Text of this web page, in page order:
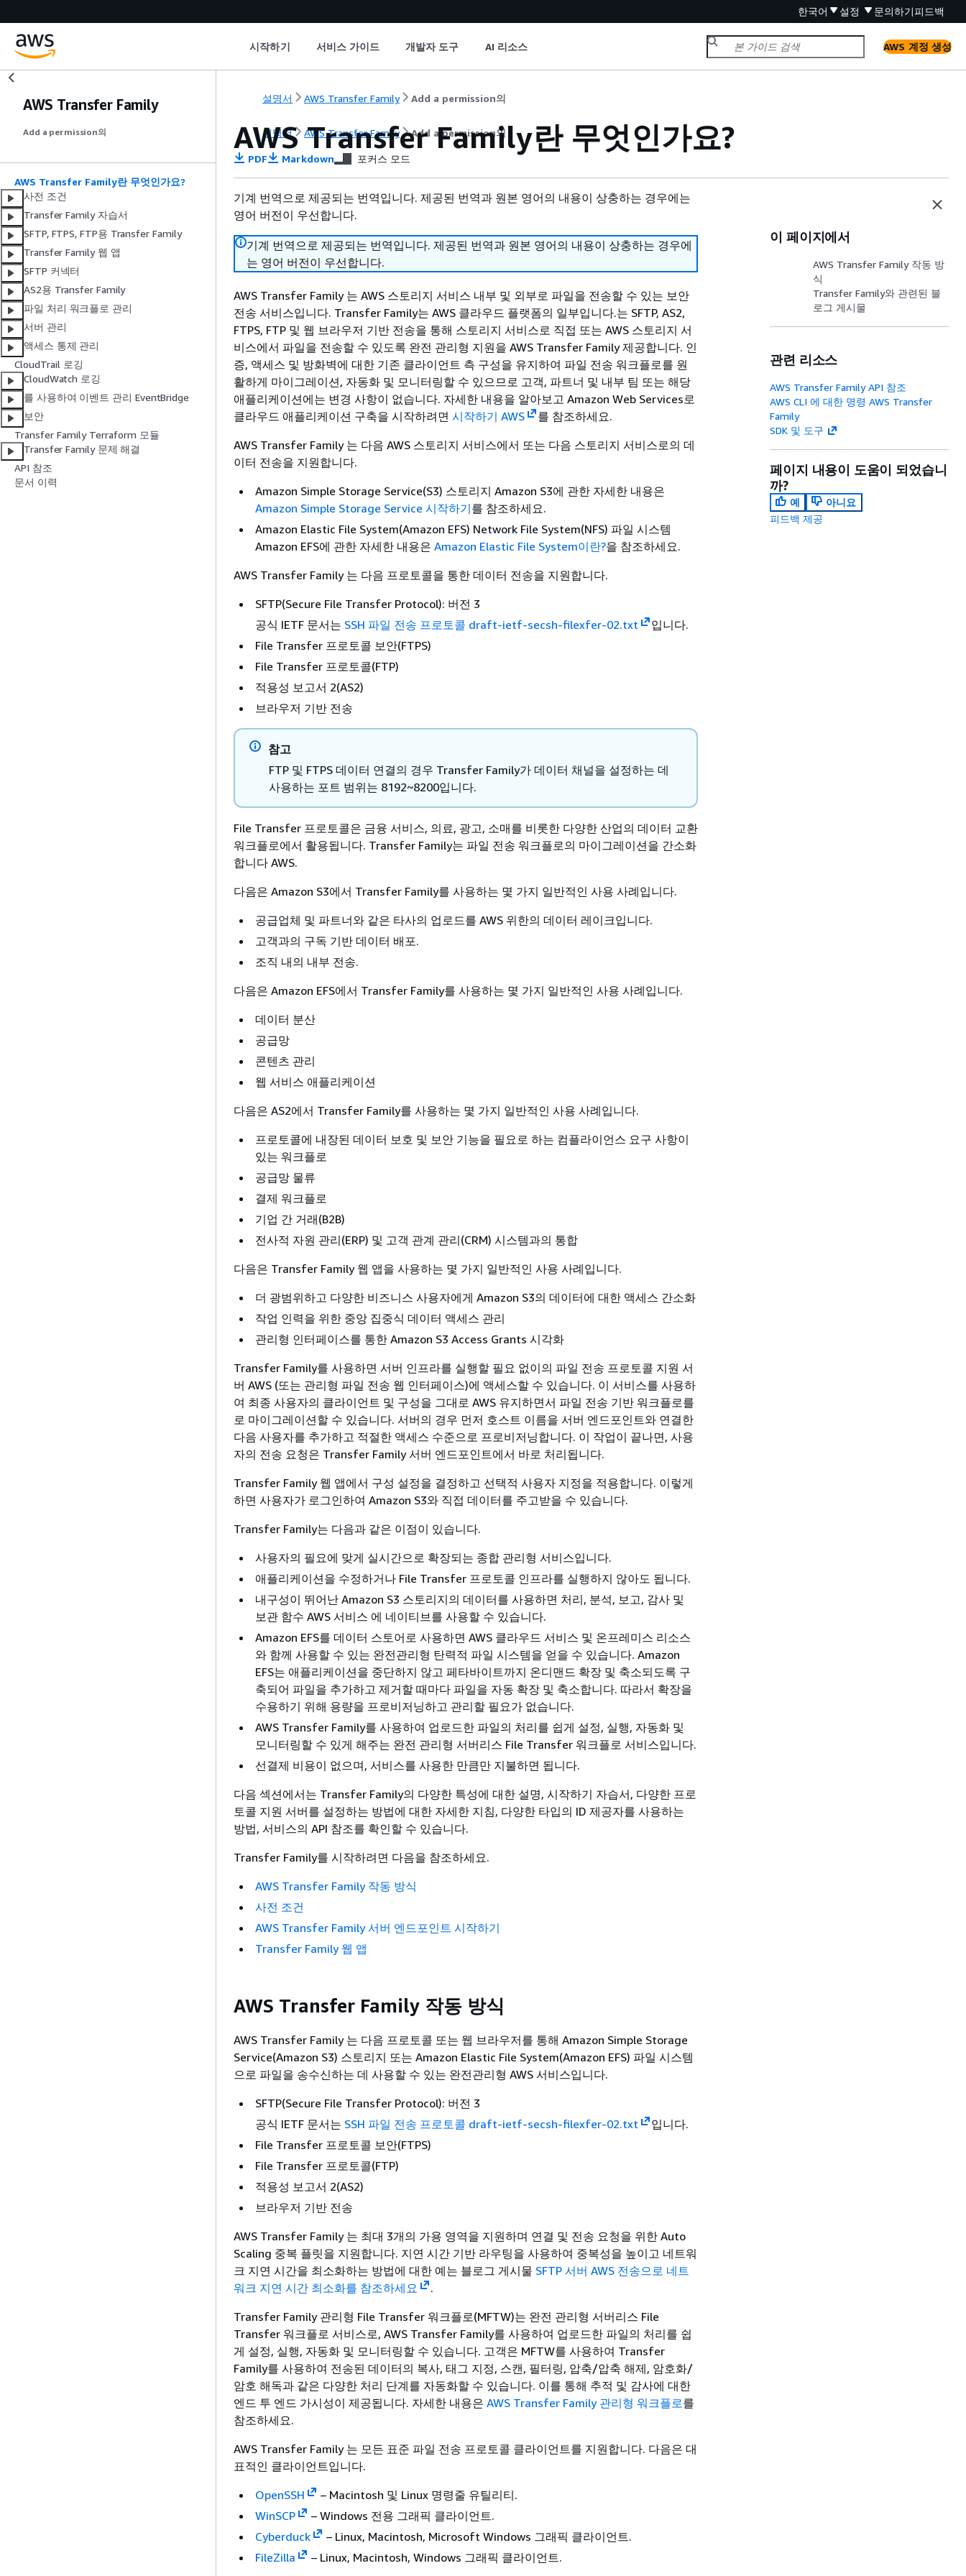
한국어 설정 문의하기피드백
시작하기 서비스 가이드 개발자 도구 AI 리소스 AWS 계정 생성
AWS Transfer Family
Add a permission의
AWS Transfer Family란 무엇인가요?
사전 조건
Transfer Family 자습서
SFTP, FTPS, FTP용 Transfer Family
Transfer Family 웹 앱
SFTP 커넥터
AS2용 Transfer Family
파일 처리 워크플로 관리
서버 관리
액세스 통제 관리
CloudTrail 로깅
CloudWatch 로깅
를 사용하여 이벤트 관리 EventBridge
보안
Transfer Family Terraform 모듈
Transfer Family 문제 해결
API 참조
문서 이력
설명서 AWS Transfer Family Add a permission의
설명서 AWS Transfer Family Add a permission의
AWS Transfer Family란 무엇인가요?
PDF Markdown 포커스 모드
기계 번역으로 제공되는 번역입니다. 제공된 번역과 원본 영어의 내용이 상충하는 경우에는
영어 버전이 우선합니다.
기계 번역으로 제공되는 번역입니다. 제공된 번역과 원본 영어의 내용이 상충하는 경우에
는 영어 버전이 우선합니다.
AWS Transfer Family 는 AWS 스토리지 서비스 내부 및 외부로 파일을 전송할 수 있는 보안
전송 서비스입니다. Transfer Family는 AWS 클라우드 플랫폼의 일부입니다.는 SFTP, AS2,
FTPS, FTP 및 웹 브라우저 기반 전송을 통해 스토리지 서비스로 직접 또는 AWS 스토리지 서
비스에서 파일을 전송할 수 있도록 완전 관리형 지원을 AWS Transfer Family 제공합니다. 인
증, 액세스 및 방화벽에 대한 기존 클라이언트 측 구성을 유지하여 파일 전송 워크플로를 원
활하게 마이그레이션, 자동화 및 모니터링할 수 있으므로 고객, 파트너 및 내부 팀 또는 해당
애플리케이션에는 변경 사항이 없습니다. 자세한 내용을 알아보고 Amazon Web Services로
클라우드 애플리케이션 구축을 시작하려면 시작하기 AWS
를 참조하세요.
AWS Transfer Family 는 다음 AWS 스토리지 서비스에서 또는 다음 스토리지 서비스로의 데
이터 전송을 지원합니다.
Amazon Simple Storage Service(S3) 스토리지 Amazon S3에 관한 자세한 내용은
Amazon Simple Storage Service 시작하기를 참조하세요.
Amazon Elastic File System(Amazon EFS) Network File System(NFS) 파일 시스템
Amazon EFS에 관한 자세한 내용은 Amazon Elastic File System이란?을 참조하세요.
AWS Transfer Family 는 다음 프로토콜을 통한 데이터 전송을 지원합니다.
SFTP(Secure File Transfer Protocol): 버전 3
공식 IETF 문서는 SSH 파일 전송 프로토콜 draft-ietf-secsh-filexfer-02.txt
입니다.
File Transfer 프로토콜 보안(FTPS)
File Transfer 프로토콜(FTP)
적용성 보고서 2(AS2)
브라우저 기반 전송
참고
FTP 및 FTPS 데이터 연결의 경우 Transfer Family가 데이터 채널을 설정하는 데
사용하는 포트 범위는 8192~8200입니다.
File Transfer 프로토콜은 금융 서비스, 의료, 광고, 소매를 비롯한 다양한 산업의 데이터 교환
워크플로에서 활용됩니다. Transfer Family는 파일 전송 워크플로의 마이그레이션을 간소화
합니다 AWS.
다음은 Amazon S3에서 Transfer Family를 사용하는 몇 가지 일반적인 사용 사례입니다.
공급업체 및 파트너와 같은 타사의 업로드를 AWS 위한의 데이터 레이크입니다.
고객과의 구독 기반 데이터 배포.
조직 내의 내부 전송.
다음은 Amazon EFS에서 Transfer Family를 사용하는 몇 가지 일반적인 사용 사례입니다.
데이터 분산
공급망
콘텐츠 관리
웹 서비스 애플리케이션
다음은 AS2에서 Transfer Family를 사용하는 몇 가지 일반적인 사용 사례입니다.
프로토콜에 내장된 데이터 보호 및 보안 기능을 필요로 하는 컴플라이언스 요구 사항이
있는 워크플로
공급망 물류
결제 워크플로
기업 간 거래(B2B)
전사적 자원 관리(ERP) 및 고객 관계 관리(CRM) 시스템과의 통합
다음은 Transfer Family 웹 앱을 사용하는 몇 가지 일반적인 사용 사례입니다.
더 광범위하고 다양한 비즈니스 사용자에게 Amazon S3의 데이터에 대한 액세스 간소화
작업 인력을 위한 중앙 집중식 데이터 액세스 관리
관리형 인터페이스를 통한 Amazon S3 Access Grants 시각화
Transfer Family를 사용하면 서버 인프라를 실행할 필요 없이의 파일 전송 프로토콜 지원 서
버 AWS (또는 관리형 파일 전송 웹 인터페이스)에 액세스할 수 있습니다. 이 서비스를 사용하
여 최종 사용자의 클라이언트 및 구성을 그대로 AWS 유지하면서 파일 전송 기반 워크플로를
로 마이그레이션할 수 있습니다. 서버의 경우 먼저 호스트 이름을 서버 엔드포인트와 연결한
다음 사용자를 추가하고 적절한 액세스 수준으로 프로비저닝합니다. 이 작업이 끝나면, 사용
자의 전송 요청은 Transfer Family 서버 엔드포인트에서 바로 처리됩니다.
Transfer Family 웹 앱에서 구성 설정을 결정하고 선택적 사용자 지정을 적용합니다. 이렇게
하면 사용자가 로그인하여 Amazon S3와 직접 데이터를 주고받을 수 있습니다.
Transfer Family는 다음과 같은 이점이 있습니다.
사용자의 필요에 맞게 실시간으로 확장되는 종합 관리형 서비스입니다.
애플리케이션을 수정하거나 File Transfer 프로토콜 인프라를 실행하지 않아도 됩니다.
내구성이 뛰어난 Amazon S3 스토리지의 데이터를 사용하면 처리, 분석, 보고, 감사 및
보관 함수 AWS 서비스 에 네이티브를 사용할 수 있습니다.
Amazon EFS를 데이터 스토어로 사용하면 AWS 클라우드 서비스 및 온프레미스 리소스
와 함께 사용할 수 있는 완전관리형 탄력적 파일 시스템을 얻을 수 있습니다. Amazon
EFS는 애플리케이션을 중단하지 않고 페타바이트까지 온디맨드 확장 및 축소되도록 구
축되어 파일을 추가하고 제거할 때마다 파일을 자동 확장 및 축소합니다. 따라서 확장을
수용하기 위해 용량을 프로비저닝하고 관리할 필요가 없습니다.
AWS Transfer Family를 사용하여 업로드한 파일의 처리를 쉽게 설정, 실행, 자동화 및
모니터링할 수 있게 해주는 완전 관리형 서버리스 File Transfer 워크플로 서비스입니다.
선결제 비용이 없으며, 서비스를 사용한 만큼만 지불하면 됩니다.
다음 섹션에서는 Transfer Family의 다양한 특성에 대한 설명, 시작하기 자습서, 다양한 프로
토콜 지원 서버를 설정하는 방법에 대한 자세한 지침, 다양한 타입의 ID 제공자를 사용하는
방법, 서비스의 API 참조를 확인할 수 있습니다.
Transfer Family를 시작하려면 다음을 참조하세요.
AWS Transfer Family 작동 방식
사전 조건
AWS Transfer Family 서버 엔드포인트 시작하기
Transfer Family 웹 앱
AWS Transfer Family 작동 방식
AWS Transfer Family 는 다음 프로토콜 또는 웹 브라우저를 통해 Amazon Simple Storage
Service(Amazon S3) 스토리지 또는 Amazon Elastic File System(Amazon EFS) 파일 시스템
으로 파일을 송수신하는 데 사용할 수 있는 완전관리형 AWS 서비스입니다.
SFTP(Secure File Transfer Protocol): 버전 3
공식 IETF 문서는 SSH 파일 전송 프로토콜 draft-ietf-secsh-filexfer-02.txt
입니다.
File Transfer 프로토콜 보안(FTPS)
File Transfer 프로토콜(FTP)
적용성 보고서 2(AS2)
브라우저 기반 전송
AWS Transfer Family 는 최대 3개의 가용 영역을 지원하며 연결 및 전송 요청을 위한 Auto
Scaling 중복 플릿을 지원합니다. 지연 시간 기반 라우팅을 사용하여 중복성을 높이고 네트워
크 지연 시간을 최소화하는 방법에 대한 예는 블로그 게시물 SFTP 서버 AWS 전송으로 네트
워크 지연 시간 최소화를 참조하세요
.
Transfer Family 관리형 File Transfer 워크플로(MFTW)는 완전 관리형 서버리스 File
Transfer 워크플로 서비스로, AWS Transfer Family를 사용하여 업로드한 파일의 처리를 쉽
게 설정, 실행, 자동화 및 모니터링할 수 있습니다. 고객은 MFTW를 사용하여 Transfer
Family를 사용하여 전송된 데이터의 복사, 태그 지정, 스캔, 필터링, 압축/압축 해제, 암호화/
암호 해독과 같은 다양한 처리 단계를 자동화할 수 있습니다. 이를 통해 추적 및 감사에 대한
엔드 투 엔드 가시성이 제공됩니다. 자세한 내용은 AWS Transfer Family 관리형 워크플로를
참조하세요.
AWS Transfer Family 는 모든 표준 파일 전송 프로토콜 클라이언트를 지원합니다. 다음은 대
표적인 클라이언트입니다.
OpenSSH
– Macintosh 및 Linux 명령줄 유틸리티.
WinSCP
– Windows 전용 그래픽 클라이언트.
Cyberduck
– Linux, Macintosh, Microsoft Windows 그래픽 클라이언트.
FileZilla
– Linux, Macintosh, Windows 그래픽 클라이언트.
이 페이지에서
AWS Transfer Family 작동 방
식
Transfer Family와 관련된 블
로그 게시물
관련 리소스
AWS Transfer Family API 참조
AWS CLI 에 대한 명령 AWS Transfer
Family
SDK 및 도구
페이지 내용이 도움이 되었습니
까?
예
아니요
피드백 제공